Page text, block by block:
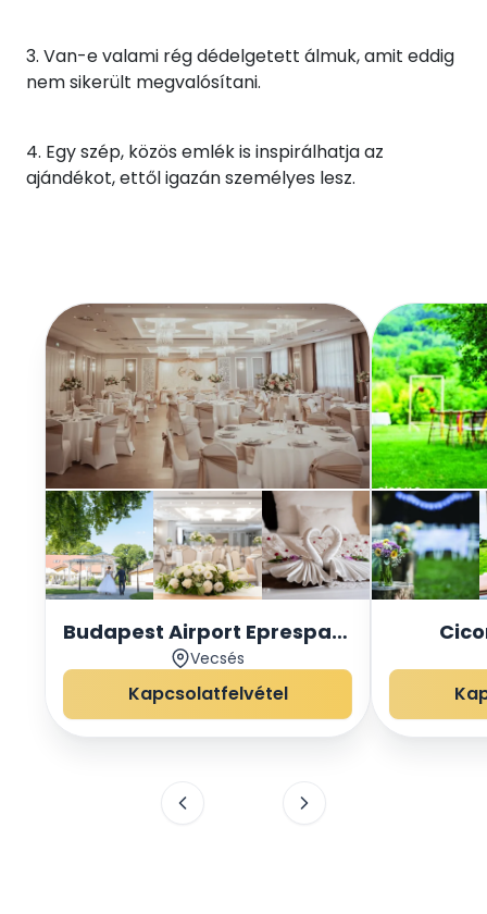
3. Van-e valami rég dédelgetett álmuk, amit eddig
nem sikerült megvalósítani.
4. Egy szép, közös emlék is inspirálhatja az
ajándékot, ettől igazán személyes lesz.
Budapest Airport Eprespark
Hotel*** es
Rendezvényközpont
Vecsés
Kapcsolatfelvétel